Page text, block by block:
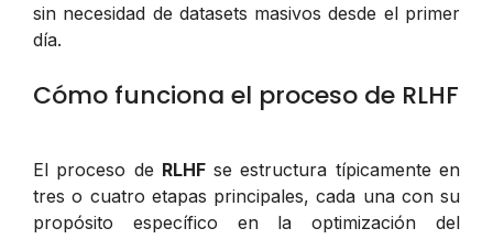
sin necesidad de datasets masivos desde el primer
día.
Cómo funciona el proceso de RLHF
El proceso de RLHFse estructura típicamente en
tres o cuatro etapas principales, cada una con su
propósito específico en la optimización del